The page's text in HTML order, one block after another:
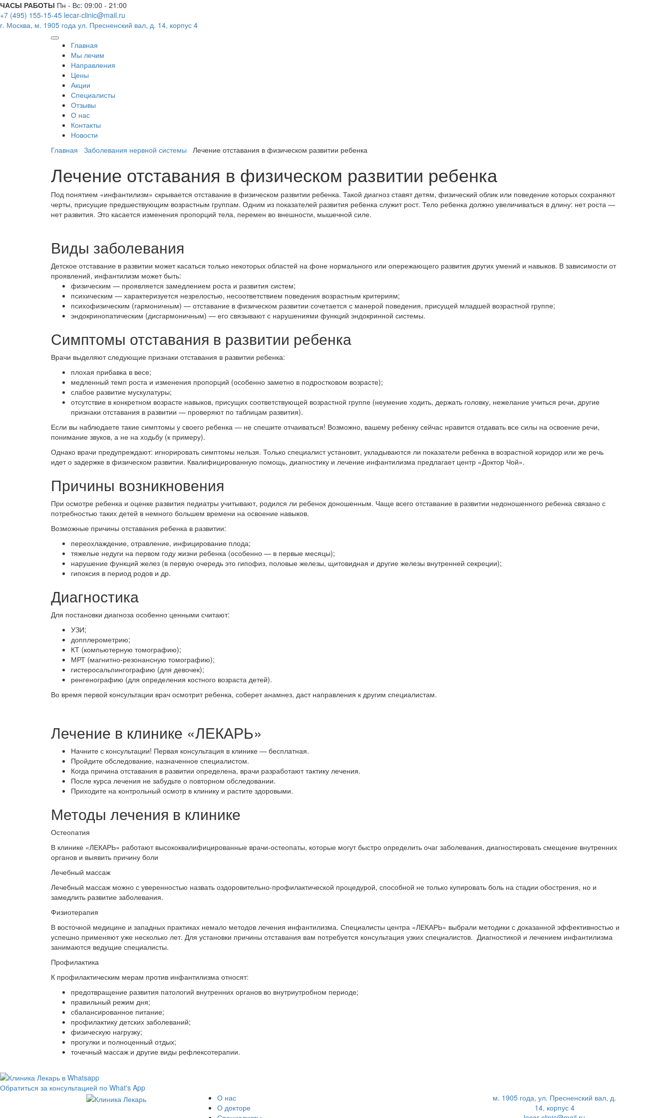
ЧАСЫ РАБОТЫ Пн - Вс: 09:00 - 21:00
+7 (495) 155-15-45 lecar-clinic@mail.ru
г. Москва, м. 1905 года ул. Пресненский вал, д. 14, корпус 4
Главная
Мы лечим
Направления
Цены
Акции
Специалисты
Отзывы
О нас
Контакты
Новости
Главная
Заболевания нервной системы Лечение отставания в физическом развитии ребенка
Лечение отставания в физическом развитии ребенка
Под понятием «инфантилизм» скрывается отставание в физическом развитии ребенка. Такой диагноз ставят детям, физический облик или поведение которых сохраняют
черты, присущие предшествующим возрастным группам. Одним из показателей развития ребенка служит рост. Тело ребенка должно увеличиваться в длину: нет роста —
нет развития. Это касается изменения пропорций тела, перемен во внешности, мышечной силе.
Виды заболевания
Детское отставание в развитии может касаться только некоторых областей на фоне нормального или опережающего развития других умений и навыков. В зависимости от
проявлений, инфантилизм может быть:
физическим — проявляется замедлением роста и развития систем;
психическим — характеризуется незрелостью, несоответствием поведения возрастным критериям;
психофизическим (гармоничным) — отставание в физическом развитии сочетается с манерой поведения, присущей младшей возрастной группе;
эндокринопатическим (дисгармоничным) — его связывают с нарушениями функций эндокринной системы.
Симптомы отставания в развитии ребенка
Врачи выделяют следующие признаки отставания в развитии ребенка:
плохая прибавка в весе;
медленный темп роста и изменения пропорций (особенно заметно в подростковом возрасте);
слабое развитие мускулатуры;
отсутствие в конкретном возрасте навыков, присущих соответствующей возрастной группе (неумение ходить, держать головку, нежелание учиться речи, другие
признаки отставания в развитии — проверяют по таблицам развития).
Если вы наблюдаете такие симптомы у своего ребенка — не спешите отчаиваться! Возможно, вашему ребенку сейчас нравится отдавать все силы на освоение речи,
понимание звуков, а не на ходьбу (к примеру).
Однако врачи предупреждают: игнорировать симптомы нельзя. Только специалист установит, укладываются ли показатели ребенка в возрастной коридор или же речь
идет о задержке в физическом развитии. Квалифицированную помощь, диагностику и лечение инфантилизма предлагает центр «Доктор Чой».
Причины возникновения
При осмотре ребенка и оценке развития педиатры учитывают, родился ли ребенок доношенным. Чаще всего отставание в развитии недоношенного ребенка связано с
потребностью таких детей в немного большем времени на освоение навыков.
Возможные причины отставания ребенка в развитии:
переохлаждение, отравление, инфицирование плода;
тяжелые недуги на первом году жизни ребенка (особенно — в первые месяцы);
нарушение функций желез (в первую очередь это гипофиз, половые железы, щитовидная и другие железы внутренней секреции);
гипоксия в период родов и др.
Диагностика
Для постановки диагноза особенно ценными считают:
УЗИ;
допплерометрию;
КТ (компьютерную томографию);
МРТ (магнитно-резонансную томографию);
гистеросальпингографию (для девочек);
ренгенографию (для определения костного возраста детей).
Во время первой консультации врач осмотрит ребенка, соберет анамнез, даст направления к другим специалистам.
Лечение в клинике «ЛЕКАРЬ»
Начните с консультации! Первая консультация в клинике — бесплатная.
Пройдите обследование, назначенное специалистом.
Когда причина отставания в развитии определена, врачи разработают тактику лечения.
После курса лечения не забудьте о повторном обследовании.
Приходите на контрольный осмотр в клинику и растите здоровыми.
Методы лечения в клинике
Остеопатия
В клинике «ЛЕКАРЬ» работают высококвалифицированные врачи-остеопаты, которые могут быстро определить очаг заболевания, диагностировать смещение внутренних
органов и выявить причину боли
Лечебный массаж
Лечебный массаж можно с уверенностью назвать оздоровительно-профилактической процедурой, способной не только купировать боль на стадии обострения, но и
замедлить развитие заболевания.
Физиотерапия
В восточной медицине и западных практиках немало методов лечения инфантилизма. Специалисты центра «ЛЕКАРЬ» выбрали методики с доказанной эффективностью и
успешно применяют уже несколько лет. Для установки причины отставания вам потребуется консультация узких специалистов. Диагностикой и лечением инфантилизма
занимаются ведущие специалисты.
Профилактика
К профилактическим мерам против инфантилизма относят:
предотвращение развития патологий внутренних органов во внутриутробном периоде;
правильный режим дня;
сбалансированное питание;
профилактику детских заболеваний;
физическую нагрузку;
прогулки и полноценный отдых;
точечный массаж и другие виды рефлексотерапии.
Обратиться за консультацией по What's App
О нас
О докторе
м. 1905 года, ул. Пресненский вал, д.
14, корпус 4